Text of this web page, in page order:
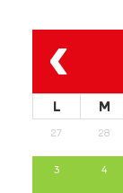
‹
L M
27 28
3 4